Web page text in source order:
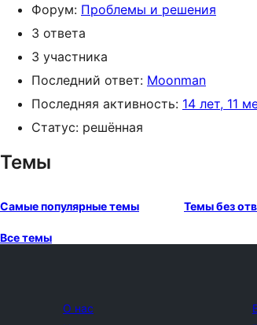
Форум: Проблемы и решения
3 ответа
3 участника
Последний ответ: Moonman
Последняя активность: 14 лет, 11
Статус: решённая
Темы
Самые популярные темы Темы без
Все темы
О нас